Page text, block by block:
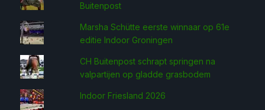
Buitenpost
Marsha Schütte eerste win­naar op 61e
editie Indoor Groningen
CH Buitenpost schrapt springen na
valpartijen op gladde grasbodem
Indoor Friesland 2026